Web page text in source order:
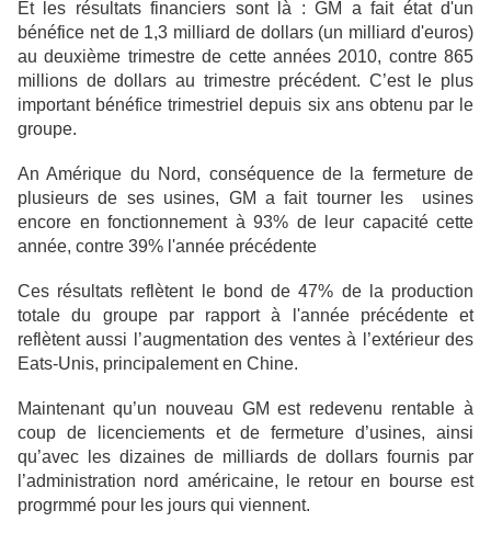
Et les résultats financiers sont là : GM a fait état d'un
bénéfice net de 1,3 milliard de dollars (un milliard d'euros)
au deuxième trimestre de cette années 2010, contre 865
millions de dollars au trimestre précédent. C’est le plus
important bénéfice trimestriel depuis six ans obtenu par le
groupe.
An Amérique du Nord, conséquence de la fermeture de
plusieurs de ses usines, GM a fait tourner les usines
encore en fonctionnement à 93% de leur capacité cette
année, contre 39% l'année précédente
Ces résultats reflètent le bond de 47% de la production
totale du groupe par rapport à l'année précédente et
reflètent aussi l’augmentation des ventes à l’extérieur des
Eats-Unis, principalement en Chine.
Maintenant qu’un nouveau GM est redevenu rentable à
coup de licenciements et de fermeture d’usines, ainsi
qu’avec les dizaines de milliards de dollars fournis par
l’administration nord américaine, le retour en bourse est
progrmmé pour les jours qui viennent.